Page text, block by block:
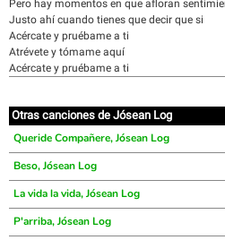
Pero hay momentos en que afloran
Justo ahí cuando tienes que decir que si
Acércate y pruébame a ti
Atrévete y tómame aquí
Acércate y pruébame a ti
Otras canciones de Jósean Log
Queride Compañere, Jósean Log
Beso, Jósean Log
La vida la vida, Jósean Log
P'arriba, Jósean Log